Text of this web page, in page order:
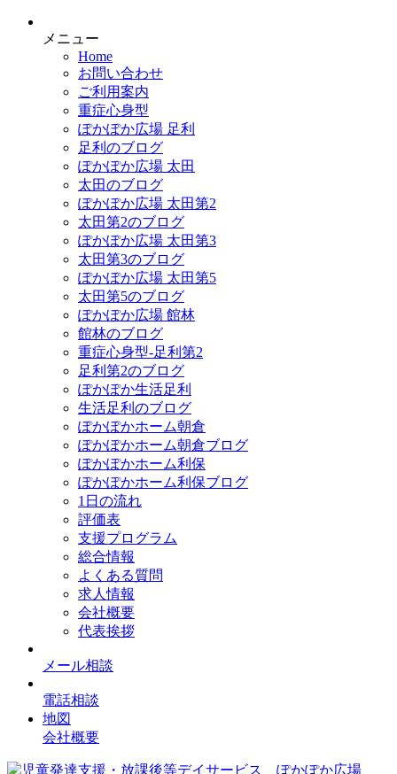
メニュー
Home
お問い合わせ
ご利用案内
重症心身型
ぽかぽか広場 足利
足利のブログ
ぽかぽか広場 太田
太田のブログ
ぽかぽか広場 太田第2
太田第2のブログ
ぽかぽか広場 太田第3
太田第3のブログ
ぽかぽか広場 太田第5
太田第5のブログ
ぽかぽか広場 館林
館林のブログ
重症心身型-足利第2
足利第2のブログ
ぽかぽか生活足利
生活足利のブログ
ぽかぽかホーム朝倉
ぽかぽかホーム朝倉ブログ
ぽかぽかホーム利保
ぽかぽかホーム利保ブログ
1日の流れ
評価表
支援プログラム
総合情報
よくある質問
求人情報
会社概要
代表挨拶
メール相談
電話相談
地図
会社概要